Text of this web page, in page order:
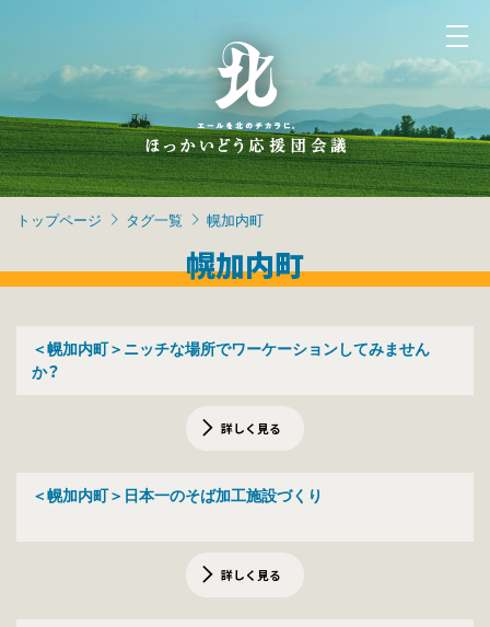
トップページ タグ一覧 幌加内町
幌加内町
＜幌加内町＞ニッチな場所でワーケーションしてみません
か？
詳しく見る
＜幌加内町＞日本一のそば加工施設づくり
詳しく見る